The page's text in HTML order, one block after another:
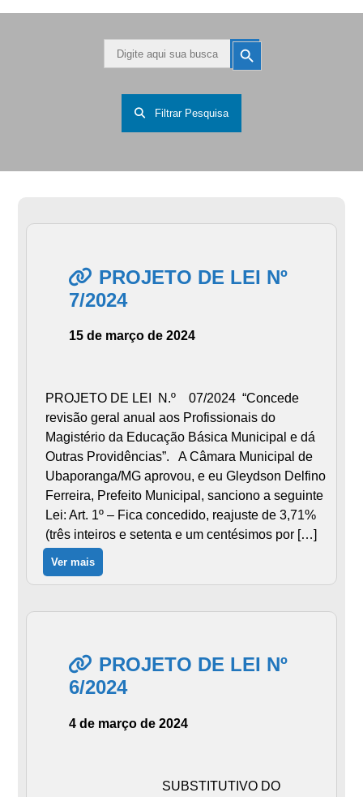
Search
for:
Search
Button
Filtrar Pesquisa
PROJETO DE LEI Nº
7/2024
15 de março de 2024
PROJETO DE LEI N.º 07/2024 “Concede
revisão geral anual aos Profissionais do
Magistério da Educação Básica Municipal e dá
Outras Providências”. A Câmara Municipal de
Ubaporanga/MG aprovou, e eu Gleydson Delfino
Ferreira, Prefeito Municipal, sanciono a seguinte
Lei: Art. 1º – Fica concedido, reajuste de 3,71%
(três inteiros e setenta e um centésimos por […]
Ver mais
PROJETO DE LEI Nº
6/2024
4 de março de 2024
SUBSTITUTIVO DO